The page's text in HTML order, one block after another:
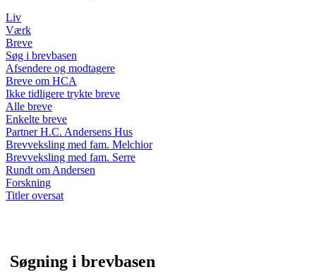
Liv
Værk
Breve
Søg i brevbasen
Afsendere og modtagere
Breve om HCA
Ikke tidligere trykte breve
Alle breve
Enkelte breve
Partner H.C. Andersens Hus
Brevveksling med fam. Melchior
Brevveksling med fam. Serre
Rundt om Andersen
Forskning
Titler oversat
Søgning i brevbasen